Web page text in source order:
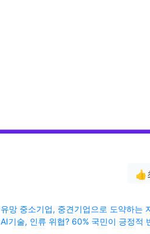
👍
유망 중소기업, 중견기업으로 도약하는
AI기술, 인류 위협? 60% 국민이 긍정적